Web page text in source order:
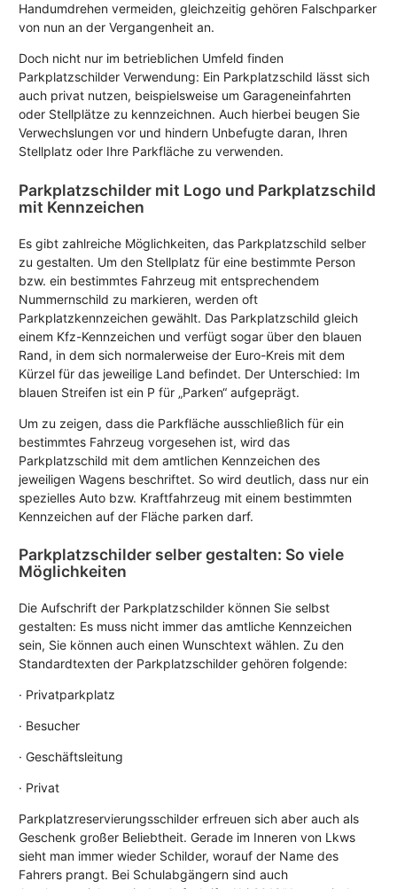
Handumdrehen vermeiden, gleichzeitig gehören Falschparker
von nun an der Vergangenheit an.
Doch nicht nur im betrieblichen Umfeld finden
Parkplatzschilder Verwendung: Ein Parkplatzschild lässt sich
auch privat nutzen, beispielsweise um Garageneinfahrten
oder Stellplätze zu kennzeichnen. Auch hierbei beugen Sie
Verwechslungen vor und hindern Unbefugte daran, Ihren
Stellplatz oder Ihre Parkfläche zu verwenden.
Parkplatzschilder mit Logo und Parkplatzschild
mit Kennzeichen
Es gibt zahlreiche Möglichkeiten, das Parkplatzschild selber
zu gestalten. Um den Stellplatz für eine bestimmte Person
bzw. ein bestimmtes Fahrzeug mit entsprechendem
Nummernschild zu markieren, werden oft
Parkplatzkennzeichen gewählt. Das Parkplatzschild gleich
einem Kfz-Kennzeichen und verfügt sogar über den blauen
Rand, in dem sich normalerweise der Euro-Kreis mit dem
Kürzel für das jeweilige Land befindet. Der Unterschied: Im
blauen Streifen ist ein P für „Parken“ aufgeprägt.
Um zu zeigen, dass die Parkfläche ausschließlich für ein
bestimmtes Fahrzeug vorgesehen ist, wird das
Parkplatzschild mit dem amtlichen Kennzeichen des
jeweiligen Wagens beschriftet. So wird deutlich, dass nur ein
spezielles Auto bzw. Kraftfahrzeug mit einem bestimmten
Kennzeichen auf der Fläche parken darf.
Parkplatzschilder selber gestalten: So viele
Möglichkeiten
Die Aufschrift der Parkplatzschilder können Sie selbst
gestalten: Es muss nicht immer das amtliche Kennzeichen
sein, Sie können auch einen Wunschtext wählen. Zu den
Standardtexten der Parkplatzschilder gehören folgende:
· Privatparkplatz
· Besucher
· Geschäftsleitung
· Privat
Parkplatzreservierungsschilder erfreuen sich aber auch als
Geschenk großer Beliebtheit. Gerade im Inneren von Lkws
sieht man immer wieder Schilder, worauf der Name des
Fahrers prangt. Bei Schulabgängern sind auch